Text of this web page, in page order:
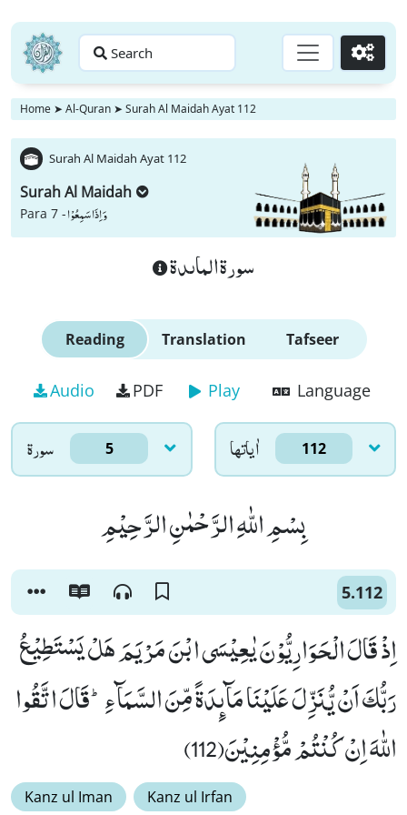
Search Go
Home ➤ Al-Quran ➤ Surah Al Maidah Ayat 112
Surah Al Maidah Ayat 112
Surah Al Maidah
Para 7 -وَ اِذَا سَمِعُوْا
سورة الماىدة
Reading Translation Tafseer
Audio PDF Play Language
سورۃ 5 اٰياتها 112
بِسْمِ اللّٰهِ الرَّحْمٰنِ الرَّحِیْمِ
5.112
اِذْ قَالَ الْحَوَارِیُّوْنَ یٰعِیْسَى ابْنَ مَرْیَمَ هَلْ یَسْتَطِیْعُ
رَبُّكَ اَنْ یُّنَزِّلَ عَلَیْنَا مَآىٕدَةً مِّنَ السَّمَآءِؕ-قَالَ اتَّقُوا
اللّٰهَ اِنْ كُنْتُمْ مُّؤْمِنِیْنَ(112)
Kanz ul Iman Kanz ul Irfan